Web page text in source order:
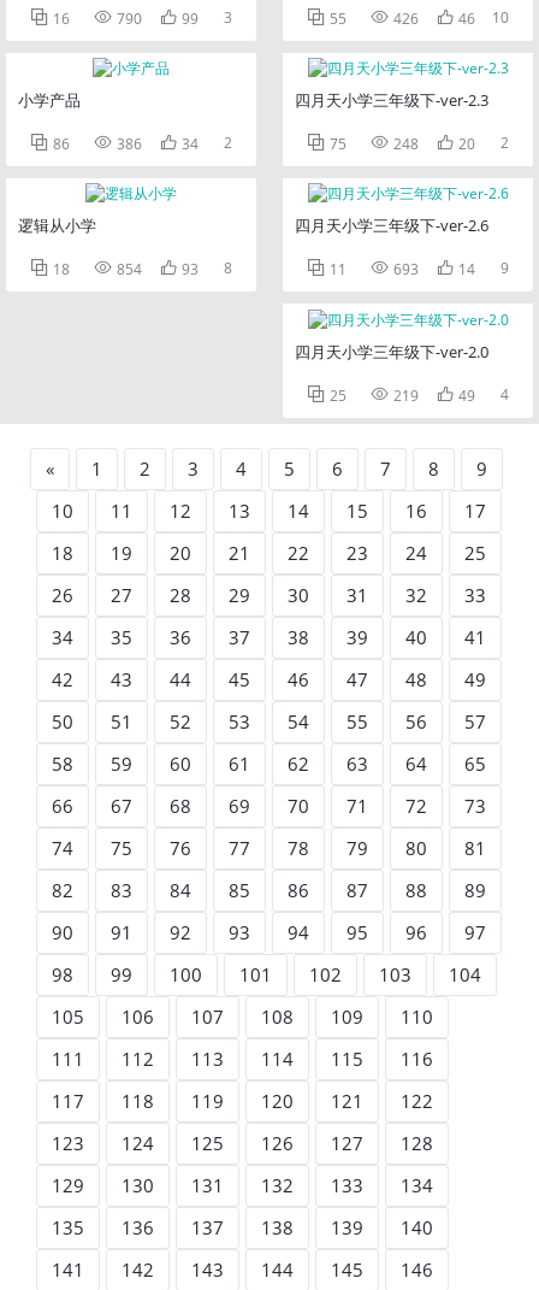
 16  790  99 3
小学产品
 86  386  34 2
逻辑从小学
 18  854  93 8
 55  426  46 10
四月天小学三年级下-ver-2.3
 75  248  20 2
四月天小学三年级下-ver-2.6
 11  693  14 9
四月天小学三年级下-ver-2.0
 25  219  49 4
« 1 2 3 4 5 6 7 8
9
10
11 12 13 14 15 16
17
18
19 20 21 22 23 24
25
26
27 28 29 30 31 32
33
34
35 36 37 38 39 40
41
42
43 44 45 46 47 48
49
50
51 52 53 54 55 56
57
58
59 60 61 62 63 64
65
66
67 68 69 70 71 72
73
74
75 76 77 78 79 80
81
82
83 84 85 86 87 88
89
90
91 92 93 94 95 96
97
98
99 100 101 102 103
104
105
106 107 108 109
110
111
112 113 114 115
116
117
118 119 120 121
122
123
124 125 126 127
128
129
130 131 132 133
134
135
136 137 138 139
140
141
142 143 144 145
146